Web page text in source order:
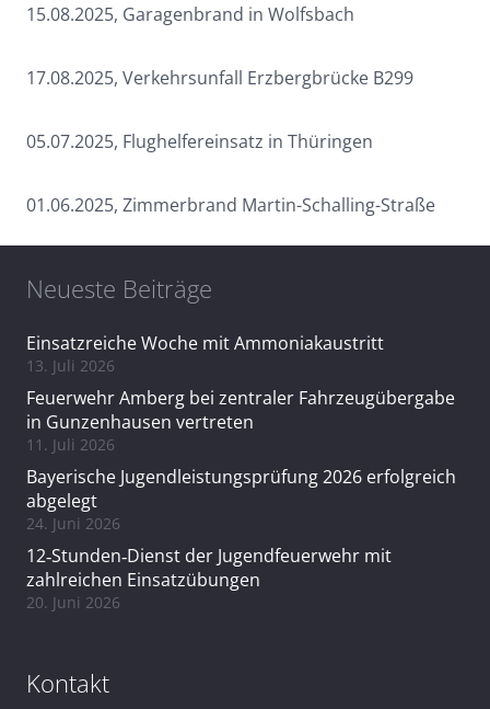
15.08.2025, Garagenbrand in Wolfsbach
17.08.2025, Verkehrsunfall Erzbergbrücke B299
05.07.2025, Flughelfereinsatz in Thüringen
01.06.2025, Zimmerbrand Martin-Schalling-Straße
Neueste Beiträge
Einsatzreiche Woche mit Ammoniakaustritt
13. Juli 2026
Feuerwehr Amberg bei zentraler Fahrzeugübergabe
in Gunzenhausen vertreten
11. Juli 2026
Bayerische Jugendleistungsprüfung 2026 erfolgreich
abgelegt
24. Juni 2026
12‑Stunden‑Dienst der Jugendfeuerwehr mit
zahlreichen Einsatzübungen
20. Juni 2026
Kontakt